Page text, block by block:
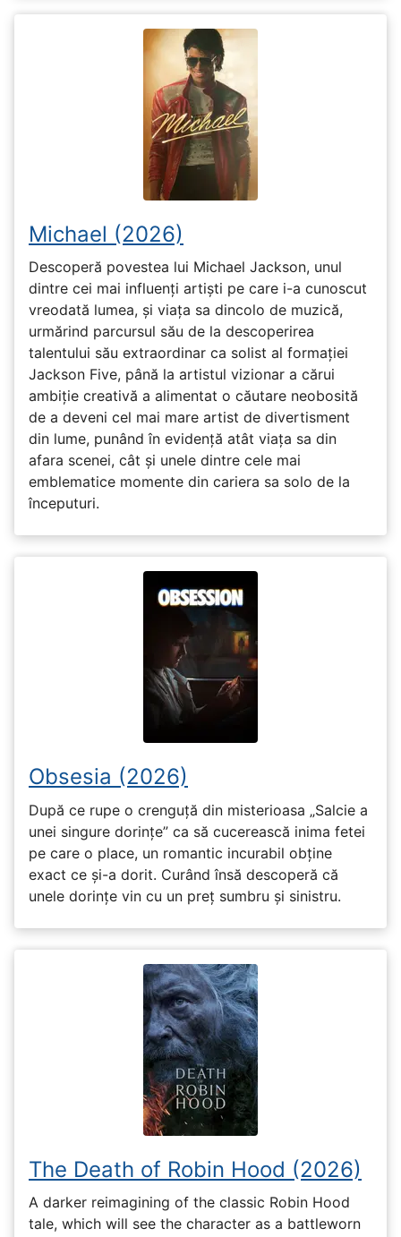
Michael (2026)
Descoperă povestea lui Michael Jackson, unul
dintre cei mai influenți artiști pe care i-a cunoscut
vreodată lumea, și viața sa dincolo de muzică,
urmărind parcursul său de la descoperirea
talentului său extraordinar ca solist al formației
Jackson Five, până la artistul vizionar a cărui
ambiție creativă a alimentat o căutare neobosită
de a deveni cel mai mare artist de divertisment
din lume, punând în evidență atât viața sa din
afara scenei, cât și unele dintre cele mai
emblematice momente din cariera sa solo de la
începuturi.
Obsesia (2026)
După ce rupe o crenguță din misterioasa „Salcie a
unei singure dorințe” ca să cucerească inima fetei
pe care o place, un romantic incurabil obține
exact ce și-a dorit. Curând însă descoperă că
unele dorințe vin cu un preț sumbru și sinistru.
The Death of Robin Hood (2026)
A darker reimagining of the classic Robin Hood
tale, which will see the character as a battleworn